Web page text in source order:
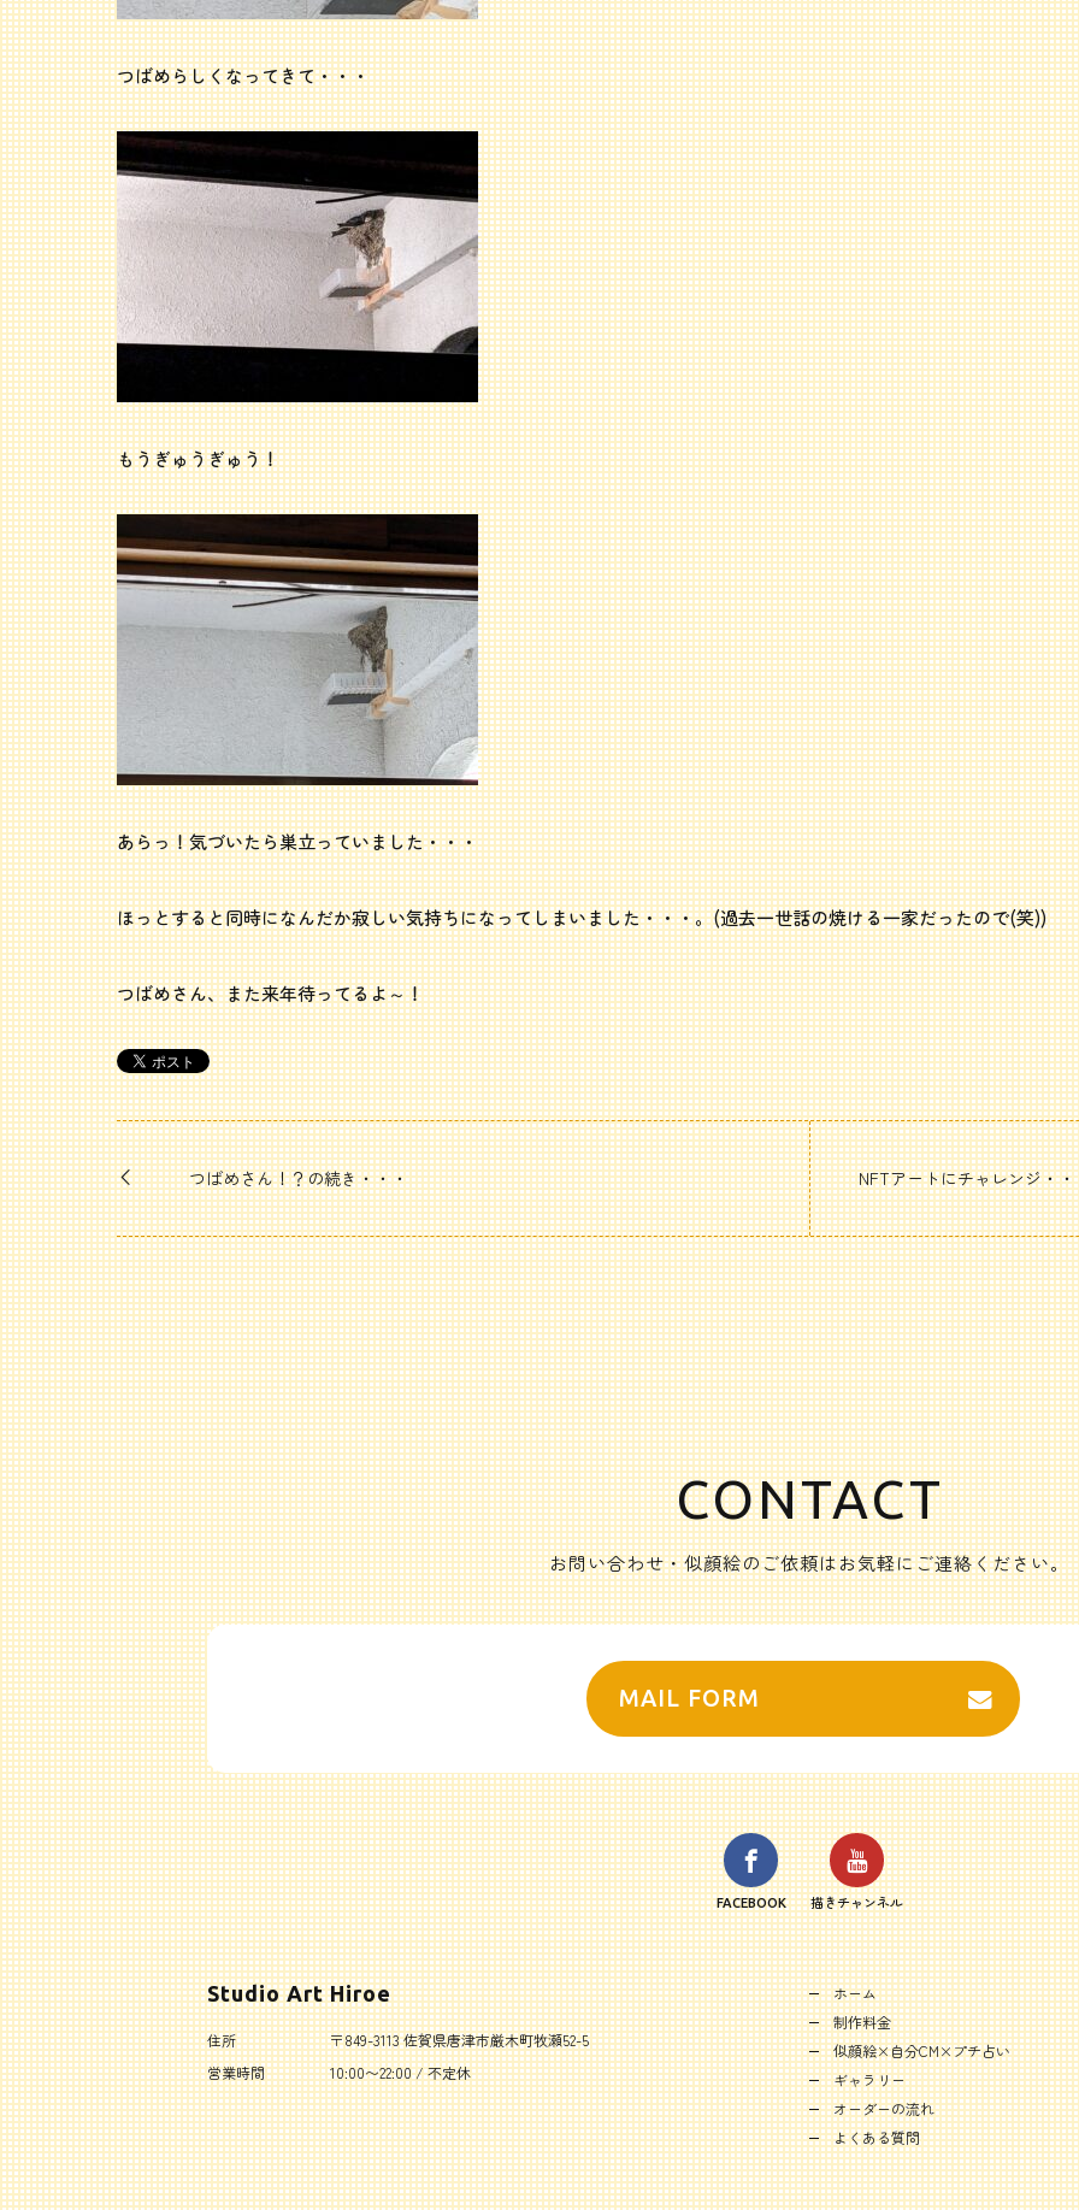
つばめらしくなってきて・・・
もうぎゅうぎゅう！
あらっ！気づいたら巣立っていました・・・
ほっとすると同時になんだか寂しい気持ちになってしまいました・・・。(過去一世話の焼ける一家だったので(笑))
つばめさん、また来年待ってるよ～！
つばめさん！？の続き・・・ NFTアートにチャレンジ・
CONTACT
お問い合わせ・似顔絵のご依頼はお気軽にご連絡ください。
MAIL FORM
FACEBOOK 描きチャンネル
Studio Art Hiroe
住所
〒849-3113 佐賀県唐津市厳木町牧瀬52-5
営業時間
10:00〜22:00 / 不定休
ホーム
制作料金
似顔絵×自分CM×プチ占い
ギャラリー
オーダーの流れ
よくある質問